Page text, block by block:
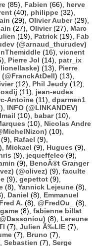
(85), Fabien (66), herve
(40), philippe (32),
(29), Olivier Auber(29),
(27), Olivier(27), Marc
(19), Patrick (19), Fab
(@arnaud_thurudev)
(16), vicnent
Pierre Jol (14), patr_ix
(13), Pierre
(13),
(12), Phil Jeudy (12),
(11), jean-eudes
Antoine (11), dparmen1
INFO (@LINKANDEV)
(10), babar(10),
(10), Nicolas Andre
(10),
(9), Rafael (9),
Mickael (9), Hugues (9),
(9), jequeffelec (9),
(9), BenoÃ®t Granger
(@olivez) (9), faculte
(9), gepettot (9),
(8), Yannick Lejeune (8),
Daniel (8), Emmanuel
Fred A. (8), @FredOu_
(8),
(8), fabienne billat
(8), Lereune
(7), Julien Ã‰LIE (7),
(7), Bruno (7),
Sebastien (7), Serge